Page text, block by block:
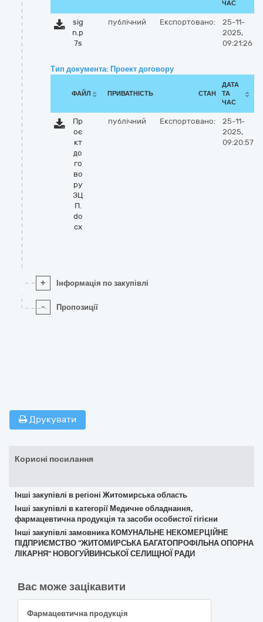
ЧАС
sig
n.p
7s
публічний Експортовано:
25-11-
2025,
09:21:26
Тип документа: Проект договору
ФАЙЛ ПРИВАТНІСТЬ СТАН
ДАТА
ТА
ЧАС
Пр
оє
кт
до
го
во
ру
ЗЦ
П.
do
cx
публічний Експортовано:
25-11-
2025,
09:20:57
+ Інформація по закупівлі
- Пропозиції
Друкувати
Корисні посилання
Інші закупівлі в регіоні Житомирська область
Інші закупівлі в категорії Медичне обладнання,
фармацевтична продукція та засоби особистої гігієни
Інші закупівлі замовника КОМУНАЛЬНЕ НЕКОМЕРЦІЙНЕ
ПІДПРИЄМСТВО "ЖИТОМИРСЬКА БАГАТОПРОФІЛЬНА ОПОРНА
ЛІКАРНЯ" НОВОГУЙВИНСЬКОЇ СЕЛИЩНОЇ РАДИ
Вас може зацікавити
Фармацевтична продукція